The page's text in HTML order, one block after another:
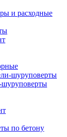
и расходные
шуруповерты
шуруповерты
по бетону